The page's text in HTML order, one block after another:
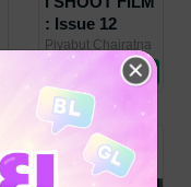
: Issue 12
(October 2021)
Piyabut Chairatna
/ I SHOOT FILM
MAGAZINE
นิตยสารศิลปะ/
ภาพถ่าย/การ
ออกแบบ
No Rating